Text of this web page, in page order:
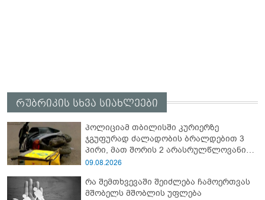
რუბრიკის სხვა სიახლეები
პოლიციამ თბილისში კურიერზე
ჯგუფურად ძალადობის ბრალდებით 3
პირი, მათ შორის 2 არასრულწლოვანი
დააკავა
09.08.2026
რა შემთხვევაში შეიძლება ჩამოერთვას
მშობელს მშობლის უფლება